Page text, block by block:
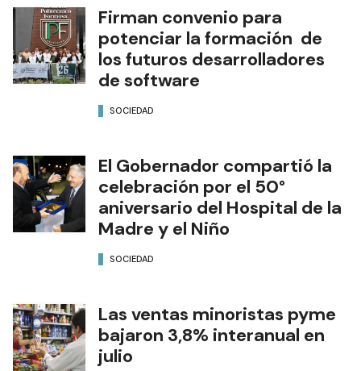
Firman convenio para
potenciar la formación de
los futuros desarrolladores
de software
SOCIEDAD
El Gobernador compartió la
celebración por el 50°
aniversario del Hospital de la
Madre y el Niño
SOCIEDAD
Las ventas minoristas pyme
bajaron 3,8% interanual en
julio